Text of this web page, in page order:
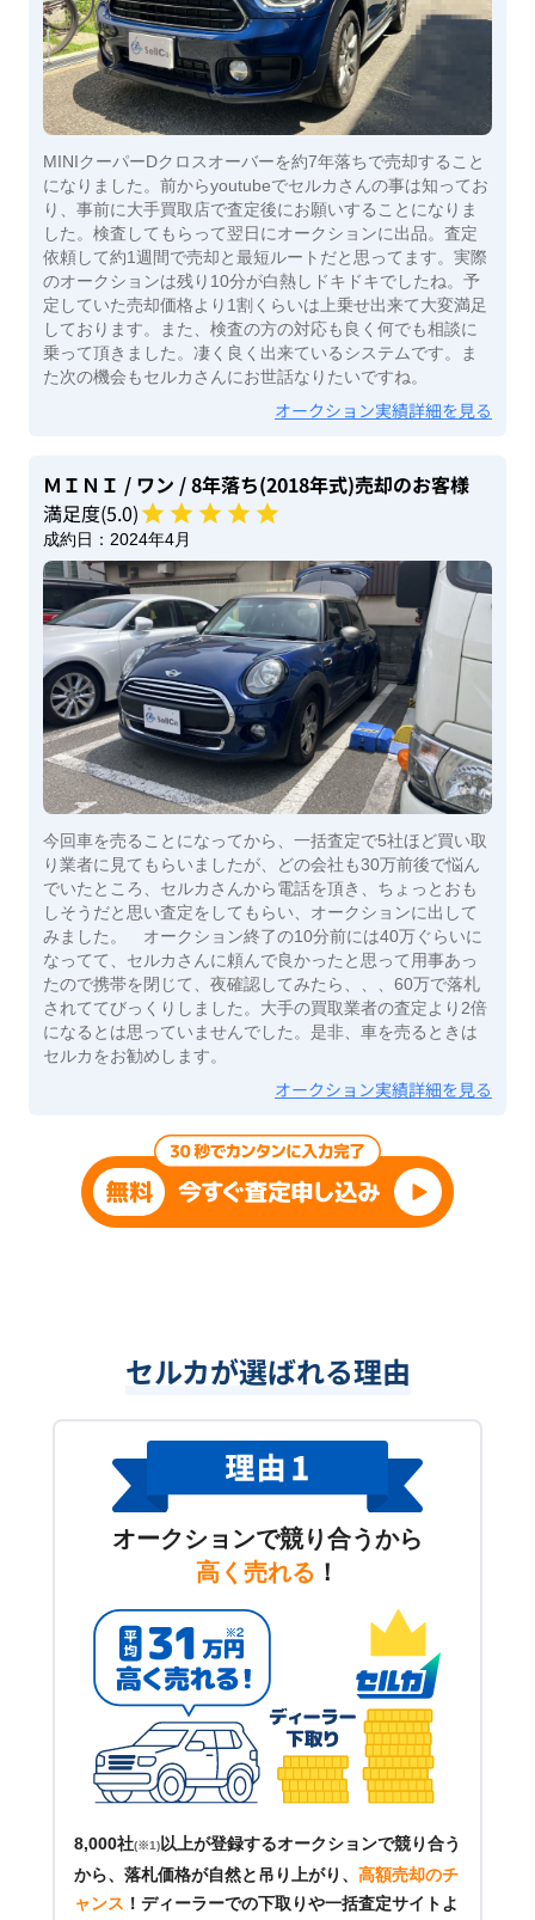
MINIクーパーDクロスオーバーを約7年落ちで売却すること
になりました。前からyoutubeでセルカさんの事は知ってお
り、事前に大手買取店で査定後にお願いすることになりま
した。検査してもらって翌日にオークションに出品。査定
依頼して約1週間で売却と最短ルートだと思ってます。実際
のオークションは残り10分が白熱しドキドキでしたね。予
定していた売却価格より1割くらいは上乗せ出来て大変満足
しております。また、検査の方の対応も良く何でも相談に
乗って頂きました。凄く良く出来ているシステムです。ま
た次の機会もセルカさんにお世話なりたいですね。
オークション実績詳細を見る
ＭＩＮＩ / ワン / 8年落ち(2018年式)売却のお客様
満足度(5.0)
成約日： 2024年4月
今回車を売ることになってから、一括査定で5社ほど買い取
り業者に見てもらいましたが、どの会社も30万前後で悩ん
でいたところ、セルカさんから電話を頂き、ちょっとおも
しそうだと思い査定をしてもらい、オークションに出して
みました。 オークション終了の10分前には40万ぐらいに
なってて、セルカさんに頼んで良かったと思って用事あっ
たので携帯を閉じて、夜確認してみたら、、、60万で落札
されててびっくりしました。大手の買取業者の査定より2倍
になるとは思っていませんでした。是非、車を売るときは
セルカをお勧めします。
オークション実績詳細を見る
セルカが選ばれる理由
オークションで競り合うから
高く売れる ！
8,000社(※1) 以上が登録するオークションで競り合う
から、落札価格が自然と吊り上がり、 高額売却のチ
ャンス ！ ディーラーでの下取りや一括査定サイトよ